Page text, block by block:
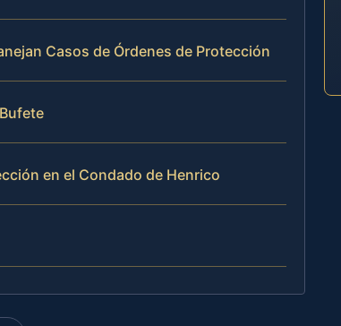
Casos de Órdenes de Protección
en el Condado de Henrico